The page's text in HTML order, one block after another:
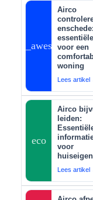
auto_awesome
Airco
voor een
woning
Lees artikel
eco
Airco
leiden:
voor
Lees artikel